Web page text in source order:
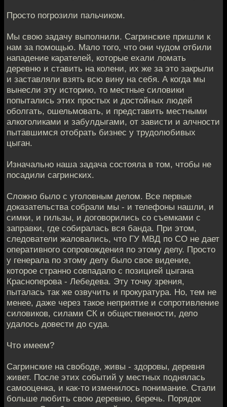
Просто погрозили пальчиком.
Мы свою задачу выполнили. Сагринские пришли к
нам за помощью. Мало того, что они чудом отбили
нападение карателей, которые ехали ломать
деревню и ставить на колени, их же за это закрыли
и заставляли взять всю вину на себя. А когда мы
вынесли эту историю, то местные силовики
попытались этих простых и достойных людей
оболгать, ошельмовать, и представить местными
алкоголиками и забулдыгами, от зависти и алчности
пытавшимся отобрать бизнес у трудолюбивых
цыган.
Изначально наша задача состояла в том, чтобы не
посадили сагринских.
Сложно было с уголовным делом. Все первые
доказательства собрали мы - и телефоны нашли, и
симки, и гильзы, и договорились со съемками с
заправки, где собиралась вся банда. При этом,
следователи жаловались, что ГУ МВД по СО не дает
оперативного сопровождения по этому делу. Просто
у генерала по этому делу было свое видение,
которое странно совпадало с позицией цыгана
Красноперова - Лебедева. Эту точку зрения,
пыталась так же озвучить и прокуратура. Но, тем не
менее, даже через такое неприятие и сопротивление
силовиков, силами СК и общественности, дело
удалось довести до суда.
Что имеем?
Сагринские на свободе, живы - здоровы, деревня
живет. После этих событий у местных поднялась
самооценка, и как-то изменилось понимание. Стали
больше любить свою деревню, беречь. Порядок